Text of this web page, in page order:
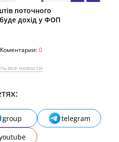
поточного
дохід у ФОП
Коментарии:0
все новости
group
telegram